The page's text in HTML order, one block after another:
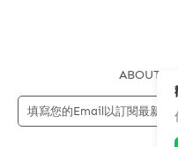
ABOUT US